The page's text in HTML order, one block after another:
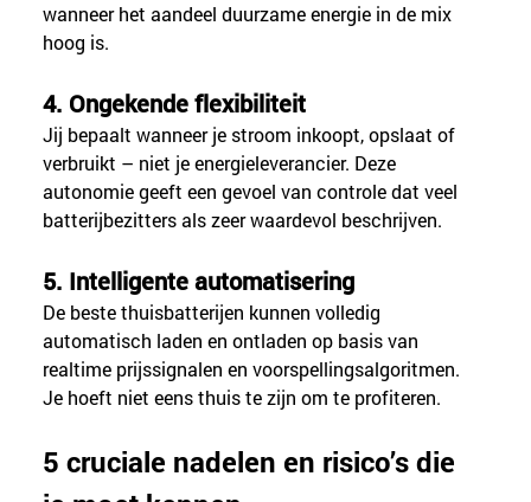
wanneer het aandeel duurzame energie in de mix
hoog is.
4. Ongekende flexibiliteit
Jij bepaalt wanneer je stroom inkoopt, opslaat of
verbruikt – niet je energieleverancier. Deze
autonomie geeft een gevoel van controle dat veel
batterijbezitters als zeer waardevol beschrijven.
5. Intelligente automatisering
De beste thuisbatterijen kunnen volledig
automatisch laden en ontladen op basis van
realtime prijssignalen en voorspellingsalgoritmen.
Je hoeft niet eens thuis te zijn om te profiteren.
5 cruciale nadelen en risico’s die